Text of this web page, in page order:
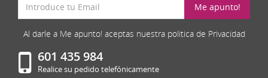
Me apunto!
Al darle a Me apunto! aceptas nuestra politica de Privacidad
601 435 984
Realice su pedido telefónicamente